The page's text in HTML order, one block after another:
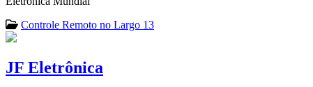
Controle Remoto no Largo 13
JF Eletrônica